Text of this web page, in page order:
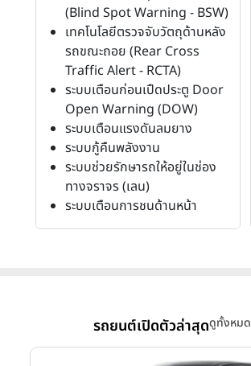
(Blind Spot Warning - BSW)
เทคโนโลยีตรวจจับวัตถุด้านหลัง
รถขณะถอย (Rear Cross
Traffic Alert - RCTA)
ระบบเตือนก่อนเปืดประตู Door
Open Warning (DOW)
ระบบเตือนแรงดันลมยาง
ระบบกู้คืนพลังงาน
ระบบช่วยรักษารถให้อยู่ในช่อง
ทางจราจร (เลน)
ระบบเตือนการชนด้านหน้า
รถยนต์เปิดตัวล่าสุดดูทั้งหมด